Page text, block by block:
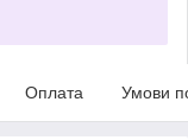
Оплата Умови